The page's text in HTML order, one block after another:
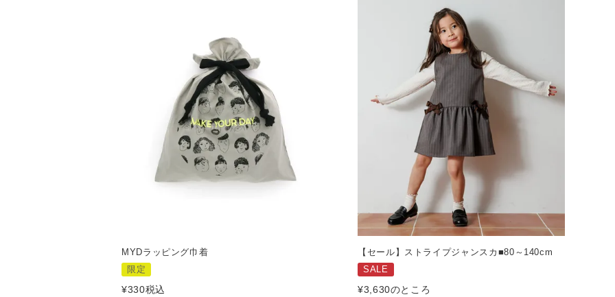
MYDラッピング巾着
限定
¥330税込
【セール】ストライプジャンスカ■80～140cm
SALE
¥3,630のところ